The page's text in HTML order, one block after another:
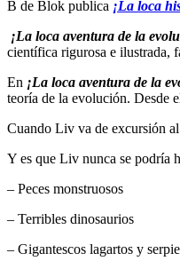
B de Blok publica ¡La loca
¡La loca aventura de la
científica rigurosa e ilustrada,
En ¡La loca aventura de la
teoría de la evolución. Desde
Cuando Liv va de excursión
Y es que Liv nunca se podría
– Peces monstruosos
– Terribles dinosaurios
– Gigantescos lagartos y